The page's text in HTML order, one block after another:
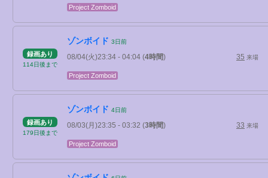
Project Zomboid
録画あり
114日後 まで
ゾンボイド 3日前
08/04(火)23:34 - 04:04 (4時間) 35 来場
Project Zomboid
録画あり
179日後 まで
ゾンボイド 4日前
08/03(月)23:35 - 03:32 (3時間) 33 来場
Project Zomboid